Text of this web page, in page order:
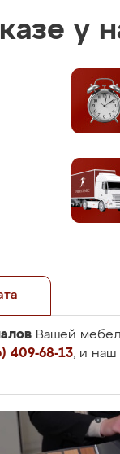
у
Вашей
409-68-13, и наш